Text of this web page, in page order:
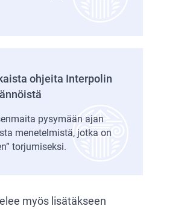
ohjeita Interpolin
pysymään ajan
menetelmistä, jotka on
torjumiseksi.
myös lisätäkseen